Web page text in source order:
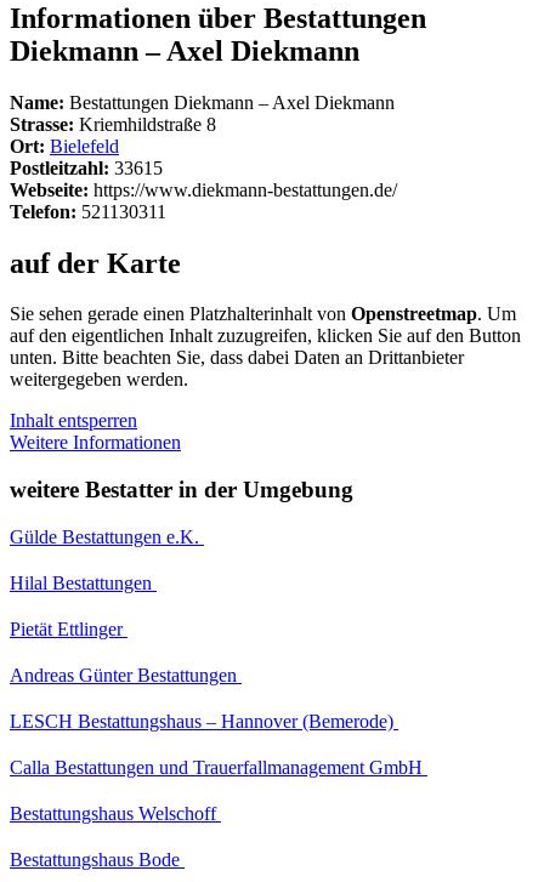
Informationen über Bestattungen
Diekmann – Axel Diekmann
Name: Bestattungen Diekmann – Axel Diekmann
Strasse: Kriemhildstraße 8
Ort: Bielefeld
Postleitzahl: 33615
Webseite: https://www.diekmann-bestattungen.de/
Telefon: 521130311
auf der Karte
Sie sehen gerade einen Platzhalterinhalt von Openstreetmap. Um
auf den eigentlichen Inhalt zuzugreifen, klicken Sie auf den Button
unten. Bitte beachten Sie, dass dabei Daten an Drittanbieter
weitergegeben werden.
Inhalt entsperren
Weitere Informationen
weitere Bestatter in der Umgebung
Gülde Bestattungen e.K.
Hilal Bestattungen
Pietät Ettlinger
Andreas Günter Bestattungen
LESCH Bestattungshaus – Hannover (Bemerode)
Calla Bestattungen und Trauerfallmanagement GmbH
Bestattungshaus Welschoff
Bestattungshaus Bode